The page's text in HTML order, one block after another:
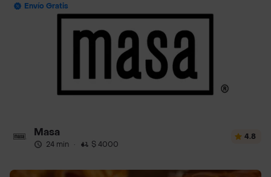
Envío Gratis
Masa
24 min · $ 4000
4.8